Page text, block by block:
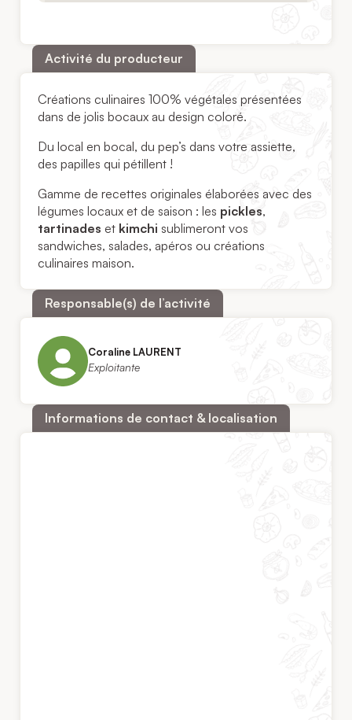
Activité du producteur
Créations culinaires 100% végétales présentées
dans de jolis bocaux au design coloré.
Du local en bocal, du pep’s dans votre assiette,
des papilles qui pétillent !
Gamme de recettes originales élaborées avec des
légumes locaux et de saison : les pickles,
tartinades et kimchi sublimeront vos
sandwiches, salades, apéros ou créations
culinaires maison.
Responsable(s) de l’activité
Coraline LAURENT
Exploitante
Informations de contact & localisation